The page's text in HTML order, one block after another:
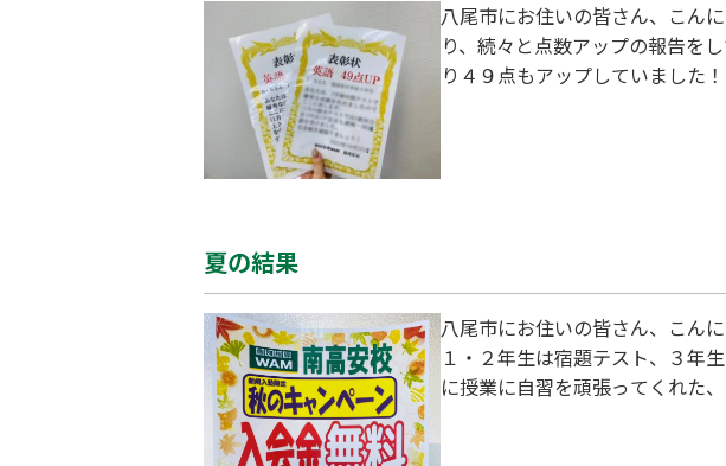
八尾市にお住いの皆さん、こん
り、続々と点数アップの報告を
り４９点もアップしていました
夏の結果
八尾市にお住いの皆さん、こん
１・２年生は宿題テスト、３年
に授業に自習を頑張ってくれた